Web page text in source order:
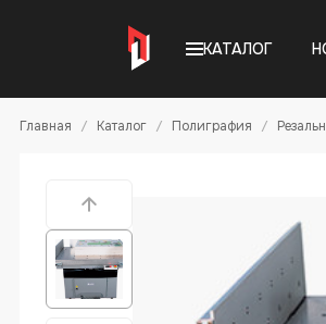
КАТАЛОГ
Главная Каталог Полиграфия